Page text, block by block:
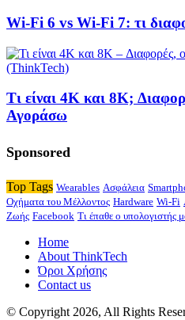
Wi-Fi 6 vs Wi-Fi 7: τι
Τι είναι 4K και 8K;
Αγοράσω
Sponsored
Top Tags Wearables Ασφάλεια
Οχήματα του Μέλλοντος Hardware Wi-Fi
Ζωής Facebook Τι έπαθε ο υπολογιστής
Home
About ThinkTech
Όροι Χρήσης
Contact us
© Copyright 2026, All Rights